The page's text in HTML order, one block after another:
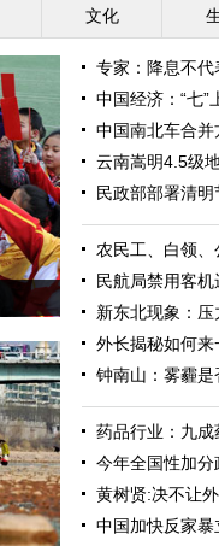
文化
专家：降息不
中国经济：“七”
中国南北车合
云南嵩明4.5级
民政部部署清
农民工、白领
民航局禁用客
新东北现象：压
外长揭秘如何
钟南山：雾霾
药品行业：九
今年全国性加
黄树贤:决不让
中国加快反家暴